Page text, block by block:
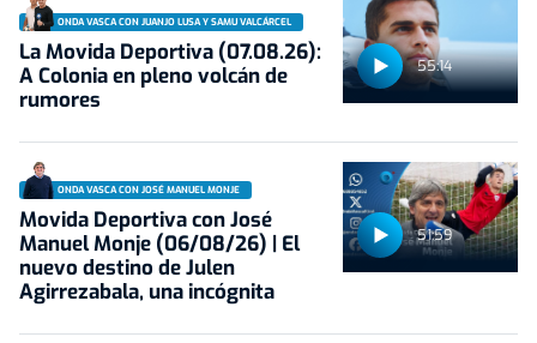
55:14
ONDA VASCA CON JUANJO LUSA Y SAMU VALCÁRCEL
La Movida Deportiva (07.08.26):
A Colonia en pleno volcán de
rumores
51:59
ONDA VASCA CON JOSÉ MANUEL MONJE
Movida Deportiva con José
Manuel Monje (06/08/26) | El
nuevo destino de Julen
Agirrezabala, una incógnita